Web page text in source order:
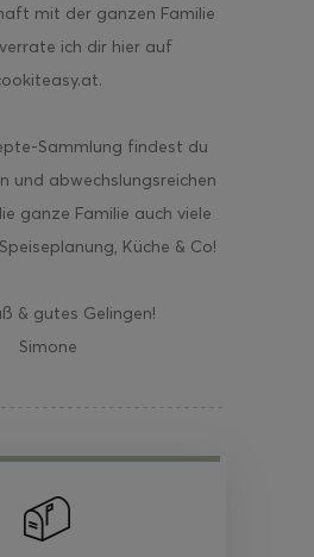
mit der ganzen Familie
ich dir hier auf
Sammlung findest du
und abwechslungsreichen
ganze Familie auch viele
Küche & Co!
& gutes Gelingen!
Simone